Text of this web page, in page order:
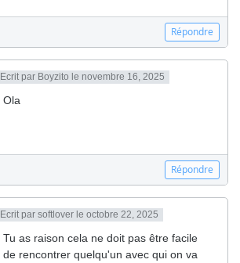
Répondre
Ecrit par Boyzito le novembre 16, 2025
Ola
Répondre
Ecrit par softlover le octobre 22, 2025
Tu as raison cela ne doit pas être facile
de rencontrer quelqu'un avec qui on va